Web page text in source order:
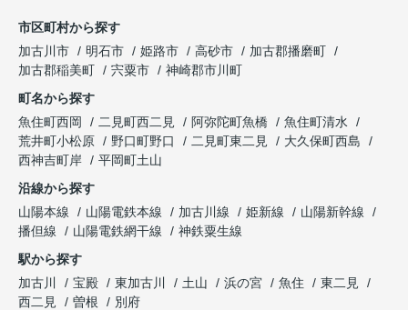
市区町村から探す
加古川市
明石市 姫路市 高砂市
加古郡播磨町
加古郡稲美町
宍粟市
神崎郡市川町
町名から探す
魚住町西岡
二見町西二見 阿弥陀町魚橋
魚住町清水
荒井町小松原
野口町野口 二見町東二見
大久保町西島
西神吉町岸
平岡町土山
沿線から探す
山陽本線
山陽電鉄本線 加古川線 姫新線
山陽新幹線
播但線
山陽電鉄網干線
神鉄粟生線
駅から探す
加古川
宝殿 東加古川 土山 浜の宮 魚住
東二見
西二見
曽根 別府